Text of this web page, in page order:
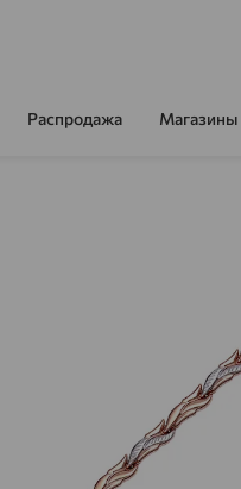
Распродажа Магазины